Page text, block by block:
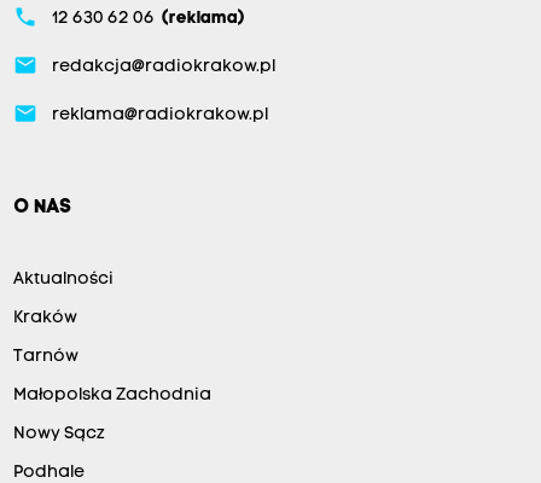
phone 12 630 62 06 (reklama)
email redakcja@radiokrakow.pl
email reklama@radiokrakow.pl
O NAS
Aktualności
Kraków
Tarnów
Małopolska Zachodnia
Nowy Sącz
Podhale